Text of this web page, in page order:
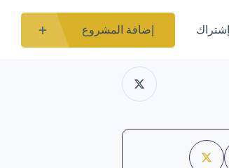
إضافة المشروع